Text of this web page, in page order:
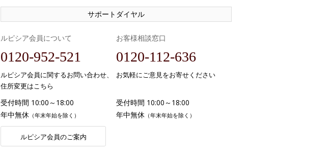
サポートダイヤル
ルピシア会員について
0120-952-521
ルピシア会員に関するお問い合わせ、
住所変更はこちら
受付時間 10:00～18:00
年中無休 （年末年始を除く）
ルピシア会員のご案内
お客様相談窓口
0120-112-636
お気軽にご意見をお寄せください
受付時間 10:00～18:00
年中無休 （年末年始を除く）